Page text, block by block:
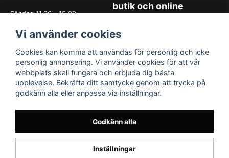
Söndag 11.00 - 15.00
OBS. Avvikande öppettider
butik och online
det sedan starten 1965 varit
kundservice. Du kan känna dig
trygg med köp hos oss
oavsett om det är i butiken i
Sundsvall eller online. Det går
lika bra att kontakta oss via
mail eller per telefon. Vår butik
med generösa öppettider har
funnits i över 50år.
Vi använder cookies
Cookies kan komma att användas för personlig och icke
personlig annonsering. Vi använder cookies för att vår
webbplats skall fungera och erbjuda dig bästa
upplevelse. Bekräfta ditt samtycke genom att trycka på
godkänn alla eller anpassa via inställningar.
Godkänn alla
Inställningar